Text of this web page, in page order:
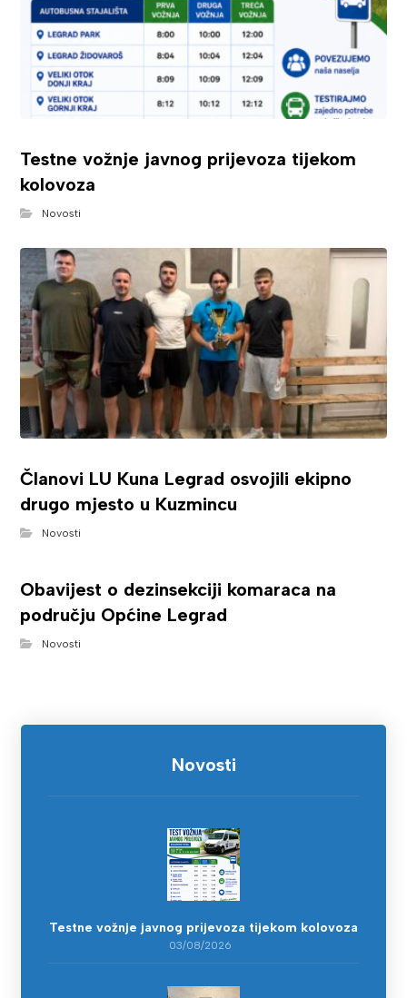
Testne vožnje javnog prijevoza tijekom
kolovoza
Novosti
Članovi LU Kuna Legrad osvojili ekipno
drugo mjesto u Kuzmincu
Novosti
Obavijest o dezinsekciji komaraca na
području Općine Legrad
Novosti
Novosti
Testne vožnje javnog prijevoza tijekom kolovoza
03/08/2026